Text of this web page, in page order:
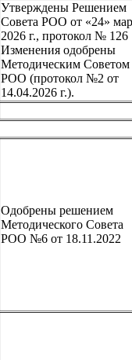
Утверждены Решением
Совета РОО от «24»
2026 г., протокол № 126
Изменения одобрены
Методическим Советом
РОО (протокол №2 от
14.04.2026 г.).
Одобрены решением
Методического Совета
РОО №6 от 18.11.2022